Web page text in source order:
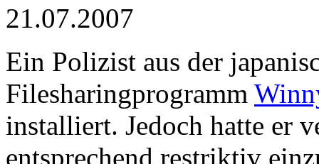
21.07.2007
Ein Polizist aus der
Filesharingprogramm
installiert. Jedoch hatte er
entsprechend restriktiv